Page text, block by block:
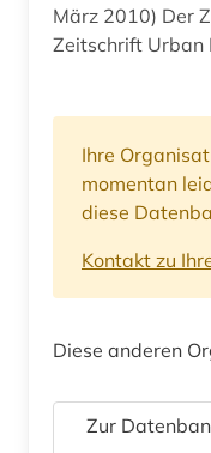
März 2010) Der Zugriff ist für Subskribenten der
Zeitschrift Urban
Ihre
momentan
diese
Kontakt zu
Diese anderen
Zur